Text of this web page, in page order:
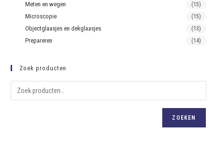
Meten en wegen (15)
Microscopie (15)
Objectglaasjes en dekglaasjes (13)
Prepareren (14)
Zoek producten
ZOEKEN